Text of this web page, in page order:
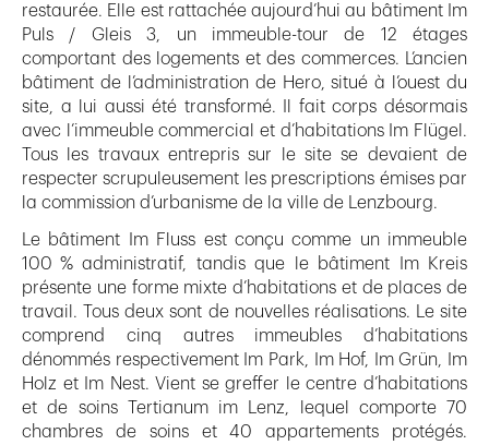
restaurée. Elle est rattachée aujourd’hui au bâtiment Im
Puls / Gleis 3, un immeuble-tour de 12 étages
comportant des logements et des commerces. L’ancien
bâtiment de l’administration de Hero, situé à l’ouest du
site, a lui aussi été transformé. Il fait corps désormais
avec l’immeuble commercial et d’habitations Im Flügel.
Tous les travaux entrepris sur le site se devaient de
respecter scrupuleusement les prescriptions émises par
la commission d’urbanisme de la ville de Lenzbourg.
Le bâtiment Im Fluss est conçu comme un immeuble
100 % administratif, tandis que le bâtiment Im Kreis
présente une forme mixte d’habitations et de places de
travail. Tous deux sont de nouvelles réalisations. Le site
comprend cinq autres immeubles d’habitations
dénommés respectivement Im Park, Im Hof, Im Grün, Im
Holz et Im Nest. Vient se greffer le centre d’habitations
et de soins Tertianum im Lenz, lequel comporte 70
chambres de soins et 40 appartements protégés.